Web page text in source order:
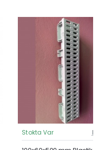
Stokta Var